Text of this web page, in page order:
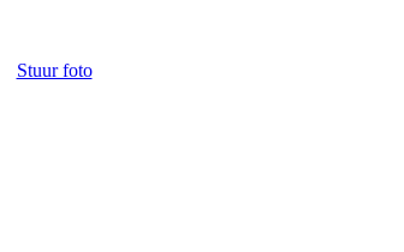
Stuur foto